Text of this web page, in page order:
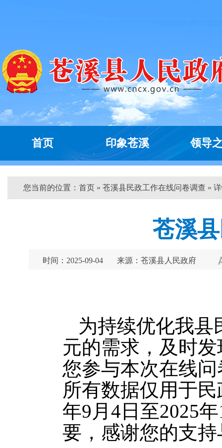
首页 印象苍溪 领导
您当前的位置： 首页 » 苍溪县民政工作在线问卷调查 »
苍溪
时间：2025-09-04 来源：苍溪县人民政府
为持续优化我县
元的需求，及时
您参与本次在线
所有数据仅用于
年9月4日至2025
要，感谢您的支